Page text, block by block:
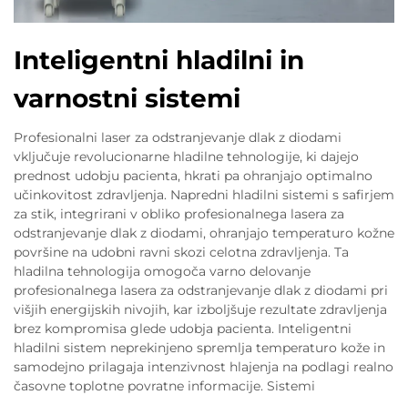
Inteligentni hladilni in
varnostni sistemi
Profesionalni laser za odstranjevanje dlak z diodami
vključuje revolucionarne hladilne tehnologije, ki dajejo
prednost udobju pacienta, hkrati pa ohranjajo optimalno
učinkovitost zdravljenja. Napredni hladilni sistemi s safirjem
za stik, integrirani v obliko profesionalnega lasera za
odstranjevanje dlak z diodami, ohranjajo temperaturo kožne
površine na udobni ravni skozi celotna zdravljenja. Ta
hladilna tehnologija omogoča varno delovanje
profesionalnega lasera za odstranjevanje dlak z diodami pri
višjih energijskih nivojih, kar izboljšuje rezultate zdravljenja
brez kompromisa glede udobja pacienta. Inteligentni
hladilni sistem neprekinjeno spremlja temperaturo kože in
samodejno prilagaja intenzivnost hlajenja na podlagi realno
časovne toplotne povratne informacije. Sistemi